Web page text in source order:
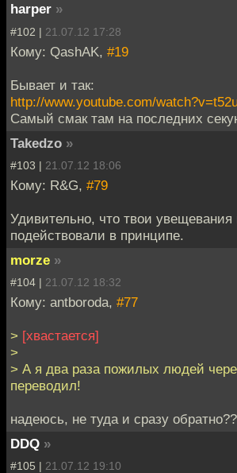
harper »
#102 | 21.07.12 17:28
Кому: QashAK, #19
Бывает и так:
http://www.youtube.com/
Самый смак там на последних
Takedzo »
#103 | 21.07.12 18:06
Кому: R&G, #79
Удивительно, что твои увещевания
подействовали в принципе.
morze »
#104 | 21.07.12 18:32
Кому: antboroda, #77
> [хвастается]
>
> А я два раза пожилых людей
переводил!
надеюсь, не туда и сразу
DDQ »
#105 | 21.07.12 19:10